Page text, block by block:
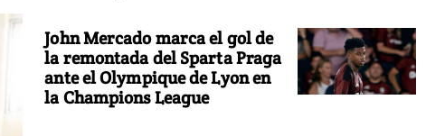
John Mercado marca el gol de
la remontada del Sparta Praga
ante el Olympique de Lyon en
la Champions League